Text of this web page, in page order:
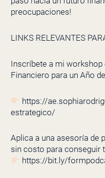
preocupaciones!
LINKS RELEVANTES
Inscríbete a mi workshop
Financiero para un Año
https://
estrategico/
Aplica a una asesoría de
sin costo para conseguir
https://bit.ly/